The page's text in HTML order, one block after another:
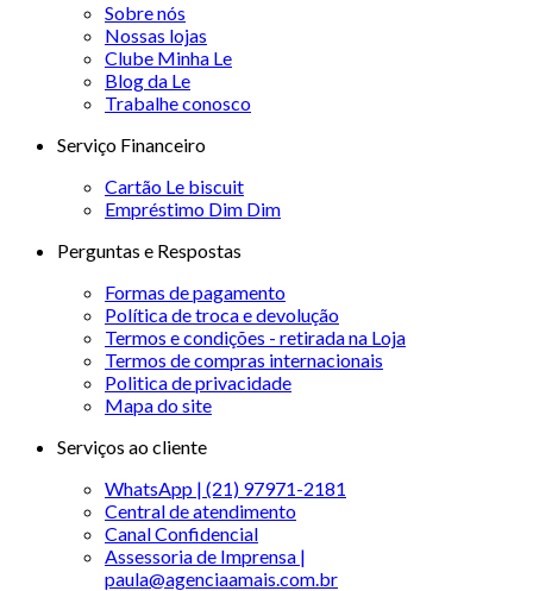
Sobre nós
Nossas lojas
Clube Minha Le
Blog da Le
Trabalhe conosco
Serviço Financeiro
Cartão Le biscuit
Empréstimo Dim Dim
Perguntas e Respostas
Formas de pagamento
Política de troca e devolução
Termos e condições - retirada na Loja
Termos de compras internacionais
Politica de privacidade
Mapa do site
Serviços ao cliente
WhatsApp | (21) 97971-2181
Central de atendimento
Canal Confidencial
Assessoria de Imprensa |
paula@agenciaamais.com.br